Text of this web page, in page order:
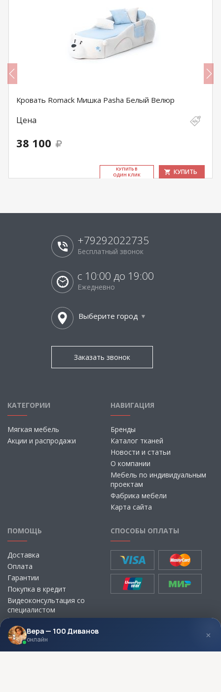
Кровать Romack Мишка Pasha Белый Велюр
Цена
38 100
КУ­ПИТЬ В
ОДИН КЛИК
КУПИТЬ
+79292022735
Бесплатный звонок
с 10:00 до 19:00
Ежедневно
Выберите город
Заказать звонок
КАТЕГОРИИ
Мягкая мебель
Акции и распродажи
НАВИГАЦИЯ
Бренды
Каталог тканей
Новости и статьи
О компании
Мебель по индивидуальным
проектам
Фабрика мебели
Карта сайта
ПОМОЩЬ
Доставка
Оплата
Гарантии
Покупка в кредит
Видеоконсультация со
специалистом
Выбор ткани для мебели без
визита в магазин
СПОСОБЫ ОПЛАТЫ
МЫ В СОЦСЕТЯХ КОНТАКТЫ
Вера — 100 Диванов
онлайн ×